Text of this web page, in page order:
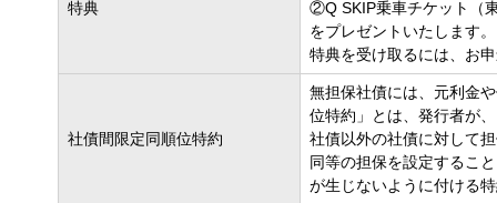
特典
②Q SKIP乗車チケット（
をプレゼントいたします。
特典を受け取るには、お
社債間限定同順位特約
無担保社債には、元利金
位特約」とは、発行者が
社債以外の社債に対して
同等の担保を設定するこ
が生じないように付ける